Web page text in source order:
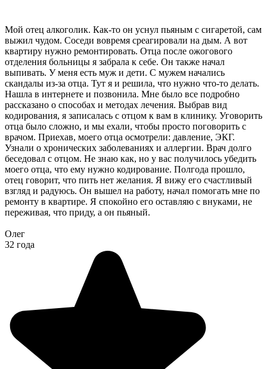
Мой отец алкоголик. Как-то он уснул пьяным с сигаретой, сам
выжил чудом. Соседи вовремя среагировали на дым. А вот
квартиру нужно ремонтировать. Отца после ожогового
отделения больницы я забрала к себе. Он также начал
выпивать. У меня есть муж и дети. С мужем начались
скандалы из-за отца. Тут я и решила, что нужно что-то делать.
Нашла в интернете и позвонила. Мне было все подробно
рассказано о способах и методах лечения. Выбрав вид
кодирования, я записалась с отцом к вам в клинику. Уговорить
отца было сложно, и мы ехали, чтобы просто поговорить с
врачом. Приехав, моего отца осмотрели: давление, ЭКГ.
Узнали о хронических заболеваниях и аллергии. Врач долго
беседовал с отцом. Не знаю как, но у вас получилось убедить
моего отца, что ему нужно кодирование. Полгода прошло,
отец говорит, что пить нет желания. Я вижу его счастливый
взгляд и радуюсь. Он вышел на работу, начал помогать мне по
ремонту в квартире. Я спокойно его оставляю с внуками, не
переживая, что приду, а он пьяный.
Олег
32 года